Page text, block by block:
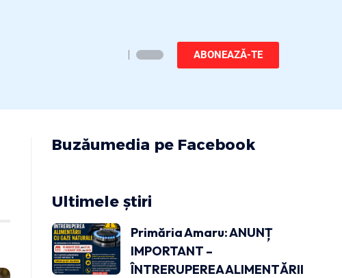
ABONEAZĂ-TE
Buzăumedia pe Facebook
Ultimele știri
Primăria Amaru: ANUNȚ
IMPORTANT –
ÎNTRERUPEREA ALIMENTĂRII